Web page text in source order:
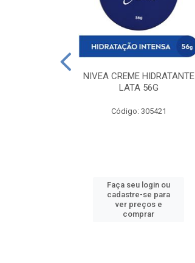
NIVEA CREME HIDRATANTE
LATA 56G
Código: 305421
Faça seu login ou
cadastre-se para
ver preços e
comprar